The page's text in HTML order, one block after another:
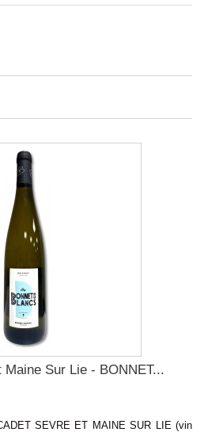
Sur Lie - BONNET...
SEVRE ET MAINE SUR LIE (vin